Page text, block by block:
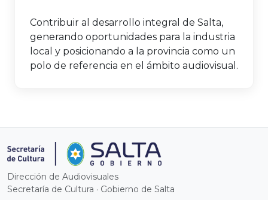
Contribuir al desarrollo integral de Salta,
generando oportunidades para la industria
local y posicionando a la provincia como un
polo de referencia en el ámbito audiovisual.
Dirección de Audiovisuales
Secretaría de Cultura · Gobierno de Salta